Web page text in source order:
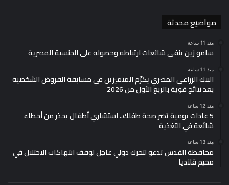
مواضيع محدثة
منذ 11 ساعة
سامو زين ينفي شائعات ارتباطه وحصوله على الجنسية المصرية
منذ 11 ساعة
البنك الزراعي المصري يكرّم المتميزين في مسابقة القروض الشخصية
بعد نتائج قوية بالربع الأول من 2026
منذ 12 ساعة
5 عادات يومية تضر صحة طفلك.. استشاري أطفال يحذر من أخطاء
شائعة في التغذية
منذ 13 ساعة
محافظة القدس تدعو لتحرك دولي عاجل لوقف انتهاكات الاحتلال في
مخيم قلنديا